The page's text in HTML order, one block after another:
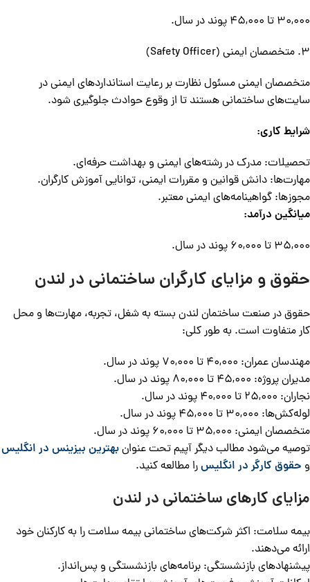
30,000 تا 45,000 پوند در سال.
3. متخصصان ایمنی (Safety Officer)
متخصصان ایمنی مسئول نظارت بر رعایت استانداردهای ایمنی در
سایت‌های ساختمانی هستند تا از وقوع حوادث جلوگیری شود.
شرایط کاری:
تحصیلات: مدرک در رشته‌های ایمنی و بهداشت حرفه‌ای.
مهارت‌ها: دانش قوانین و مقررات ایمنی، توانایی آموزش کارگران.
مجوزها: گواهینامه‌های ایمنی معتبر.
میانگین درآمد:
35,000 تا 60,000 پوند در سال.
حقوق و مزایای کارگران ساختمانی در لندن
حقوق در صنعت ساختمان لندن بسته به شغل، تجربه، مهارت‌ها و محل
کار متفاوت است. به طور کلی:
مهندسان عمران: 40,000 تا 70,000 پوند در سال.
مدیران پروژه: 45,000 تا 80,000 پوند در سال.
نجاران: 25,000 تا 40,000 پوند در سال.
لوله‌کش‌ها: 30,000 تا 45,000 پوند در سال.
متخصصان ایمنی: 35,000 تا 60,000 پوند در سال.
توصیه می‌شود مطالب دیگر آپیم تحت عنوانبهترین بیزینس در انگلیس
و حقوق کارگر در انگلیسرا مطالعه کنید.
مزایای کارهای ساختمانی در لندن
بیمه سلامت: اکثر شرکت‌های ساختمانی بیمه سلامت را به کارکنان خود
ارائه می‌دهند.
پیشنهادهای بازنشستگی: برنامه‌های بازنشستگی و پس‌انداز.